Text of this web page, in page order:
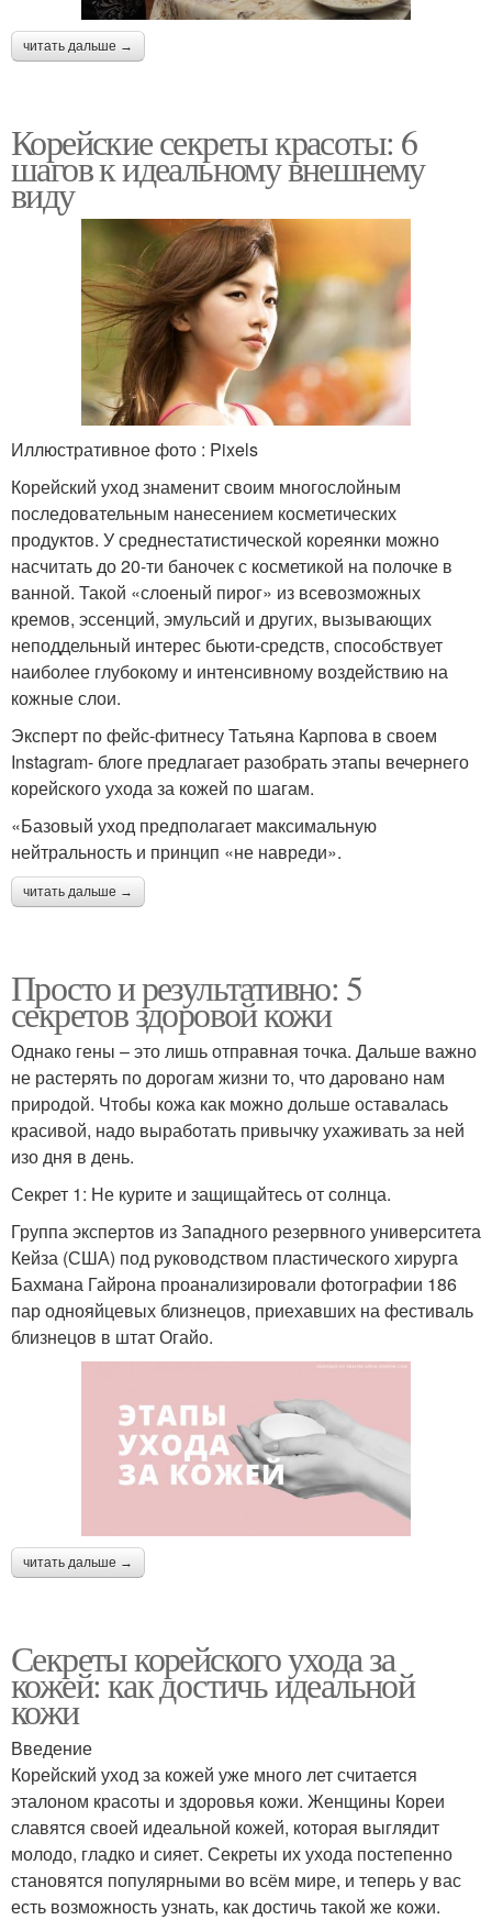
читать дальше →
Корейские секреты красоты: 6
шагов к идеальному внешнему
виду
Иллюстративное фото : Pixels
Корейский уход знаменит своим многослойным
последовательным нанесением косметических
продуктов. У среднестатистической кореянки можно
насчитать до 20-ти баночек с косметикой на полочке в
ванной. Такой «слоеный пирог» из всевозможных
кремов, эссенций, эмульсий и других, вызывающих
неподдельный интерес бьюти-средств, способствует
наиболее глубокому и интенсивному воздействию на
кожные слои.
Эксперт по фейс-фитнесу Татьяна Карпова в своем
Instagram- блоге предлагает разобрать этапы вечернего
корейского ухода за кожей по шагам.
«Базовый уход предполагает максимальную
нейтральность и принцип «не навреди».
читать дальше →
Просто и результативно: 5
секретов здоровой кожи
Однако гены – это лишь отправная точка. Дальше важно
не растерять по дорогам жизни то, что даровано нам
природой. Чтобы кожа как можно дольше оставалась
красивой, надо выработать привычку ухаживать за ней
изо дня в день.
Секрет 1: Не курите и защищайтесь от солнца.
Группа экспертов из Западного резервного университета
Кейза (США) под руководством пластического хирурга
Бахмана Гайрона проанализировали фотографии 186
пар однояйцевых близнецов, приехавших на фестиваль
близнецов в штат Огайо.
читать дальше →
Секреты корейского ухода за
кожей: как достичь идеальной
кожи
Введение
Корейский уход за кожей уже много лет считается
эталоном красоты и здоровья кожи. Женщины Кореи
славятся своей идеальной кожей, которая выглядит
молодо, гладко и сияет. Секреты их ухода постепенно
становятся популярными во всём мире, и теперь у вас
есть возможность узнать, как достичь такой же кожи.